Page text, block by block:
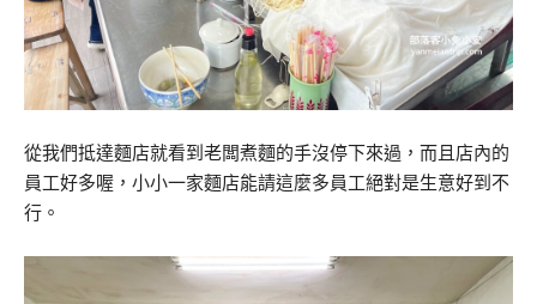
從我們抵達麵店就看到老闆煮麵的手沒停下來過，而且店內的
員工好多喔，小小一家麵店能請這麼多員工絕對是生意好到不
行。